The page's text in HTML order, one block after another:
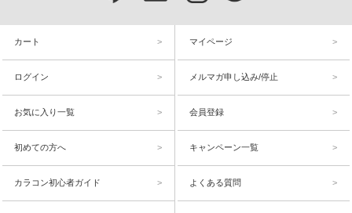
カート マイページ
ログイン メルマガ申し込み/停止
お気に入り一覧 会員登録
初めての方へ キャンペーン一覧
カラコン初心者ガイド よくある質問